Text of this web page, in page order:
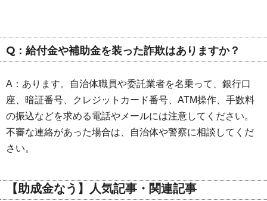
Q：給付金や補助金を装った詐欺はありますか？
A：あります。自治体職員や委託業者を名乗って、銀行口
座、暗証番号、クレジットカード番号、ATM操作、手数料
の振込などを求める電話やメールには注意してください。
不審な連絡があった場合は、自治体や警察に相談してくだ
さい。
【助成金なう】人気記事・関連記事